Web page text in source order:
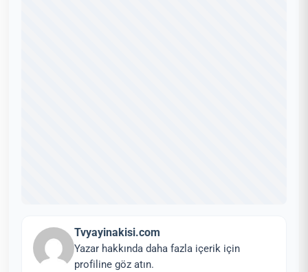
Tvyayinakisi.com
Yazar hakkında daha fazla içerik için
profiline göz atın.